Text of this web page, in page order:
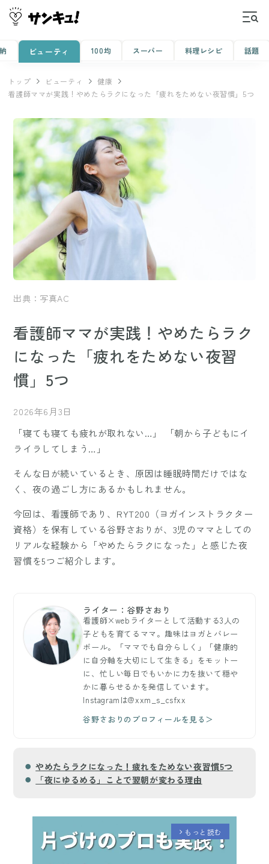
ビューティ 100均 スーパー 料理レシピ 話題
トップ ビューティ
健康
看護師ママが実践！やめたらラクになった「疲れをためない夜習慣」5つ
出典：写真AC
看護師ママが実践！やめたらラク
になった「疲れをためない夜習
慣」5つ
2026年6月3日
「寝ても寝ても疲れが取れない…」 「朝から子どもにイ
ライラしてしまう…」
そんな日が続いているとき、原因は睡眠時間だけではな
く、夜の過ごし方にあるかもしれません。
今回は、看護師であり、RYT200（ヨガインストラクター
資格）を保有している谷野さおりが、3児のママとしての
リアルな経験から「やめたらラクになった」と感じた夜
習慣を5つご紹介します。
ライター：谷野さおり
看護師×webライターとして活動する3人の
子どもを育てるママ。趣味はヨガとバレー
ボール。「ママでも自分らしく」「健康的
に自分軸を大切にして生きる」をモットー
に、忙しい毎日でもいかに力を抜いて穏や
かに暮らせるかを発信しています。
Instagramは@xxm_s_csfxx
谷野さおりのプロフィールを見る＞
やめたらラクになった！疲れをためない夜習慣5つ
「夜にゆるめる」ことで翌朝が変わる理由
arrow_forward_ios もっと読む